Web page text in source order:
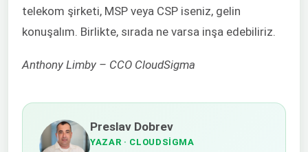
telekom şirketi, MSP veya CSP iseniz, gelin
konuşalım. Birlikte, sırada ne varsa inşa edebiliriz.
Anthony Limby – CCO CloudSigma
Preslav Dobrev
YAZAR · CLOUDSIGMA